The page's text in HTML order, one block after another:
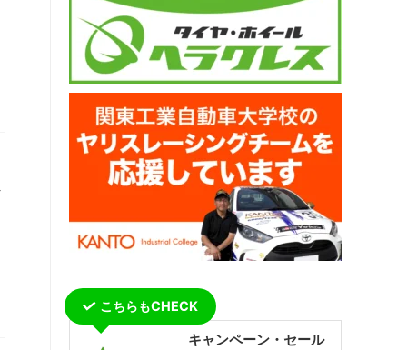
こちらもCHECK
キャンペーン・セール